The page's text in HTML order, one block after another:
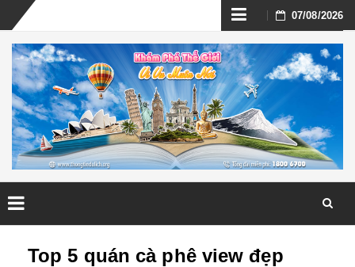
Skip
to
content
07/08/2026
Top 5 quán cà phê view đẹp